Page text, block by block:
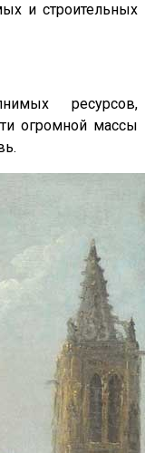
и строительных
ресурсов,
огромной массы